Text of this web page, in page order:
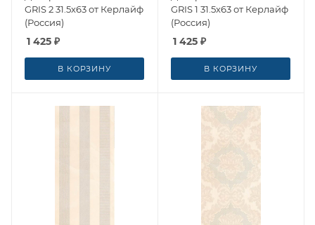
GRIS 2 31.5x63 от Керлайф
(Россия)
1 425 ₽
В КОРЗИНУ
GRIS 1 31.5x63 от Керлайф
(Россия)
1 425 ₽
В КОРЗИНУ